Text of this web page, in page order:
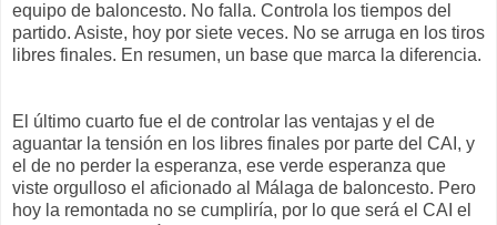
equipo de baloncesto. No falla. Controla los tiempos del
partido. Asiste, hoy por siete veces. No se arruga en los tiros
libres finales. En resumen, un base que marca la diferencia.
El último cuarto fue el de controlar las ventajas y el de
aguantar la tensión en los libres finales por parte del CAI, y
el de no perder la esperanza, ese verde esperanza que
viste orgulloso el aficionado al Málaga de baloncesto. Pero
hoy la remontada no se cumpliría, por lo que será el CAI el